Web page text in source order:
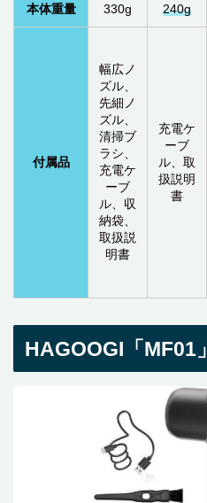
本体重量 330g 240g
付属品
幅広ノ
ズル、
先細ノ
ズル、
清掃ブ
ラシ、
充電ケ
ーブ
ル、収
納袋、
取扱説
明書
充電ケ
ーブ
ル、取
扱説明
書
HAGOOGI「MF01」